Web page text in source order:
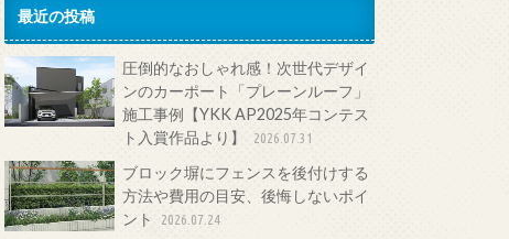
最近の投稿
圧倒的なおしゃれ感！次世代デザイ
ンのカーポート「プレーンルーフ」
施工事例【YKK AP2025年コンテス
ト入賞作品より】
2026.07.31
ブロック塀にフェンスを後付けする
方法や費用の目安、後悔しないポイ
ント
2026.07.24